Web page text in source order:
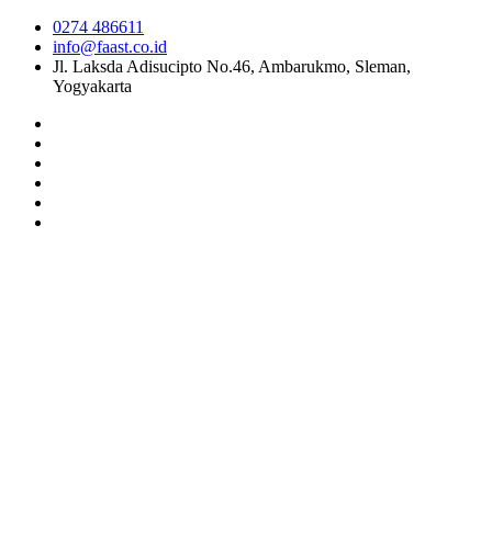
0274 486611
info@faast.co.id
Jl. Laksda Adisucipto No.46, Ambarukmo, Sleman,
Yogyakarta